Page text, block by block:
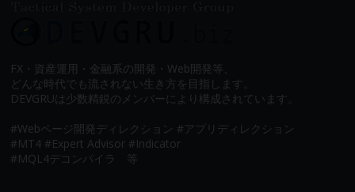
FX・資産運用・金融系の開発・Web開発等、
どんな時代でも流されない生き方を目指します。
DEVGRUは少数精鋭のメンバーにより構成されています。
#Webページ開発ディレクション #アプリディレクション
#MT4 #Expert Advisor #Indicator
#MQL4デコンパイラ 等